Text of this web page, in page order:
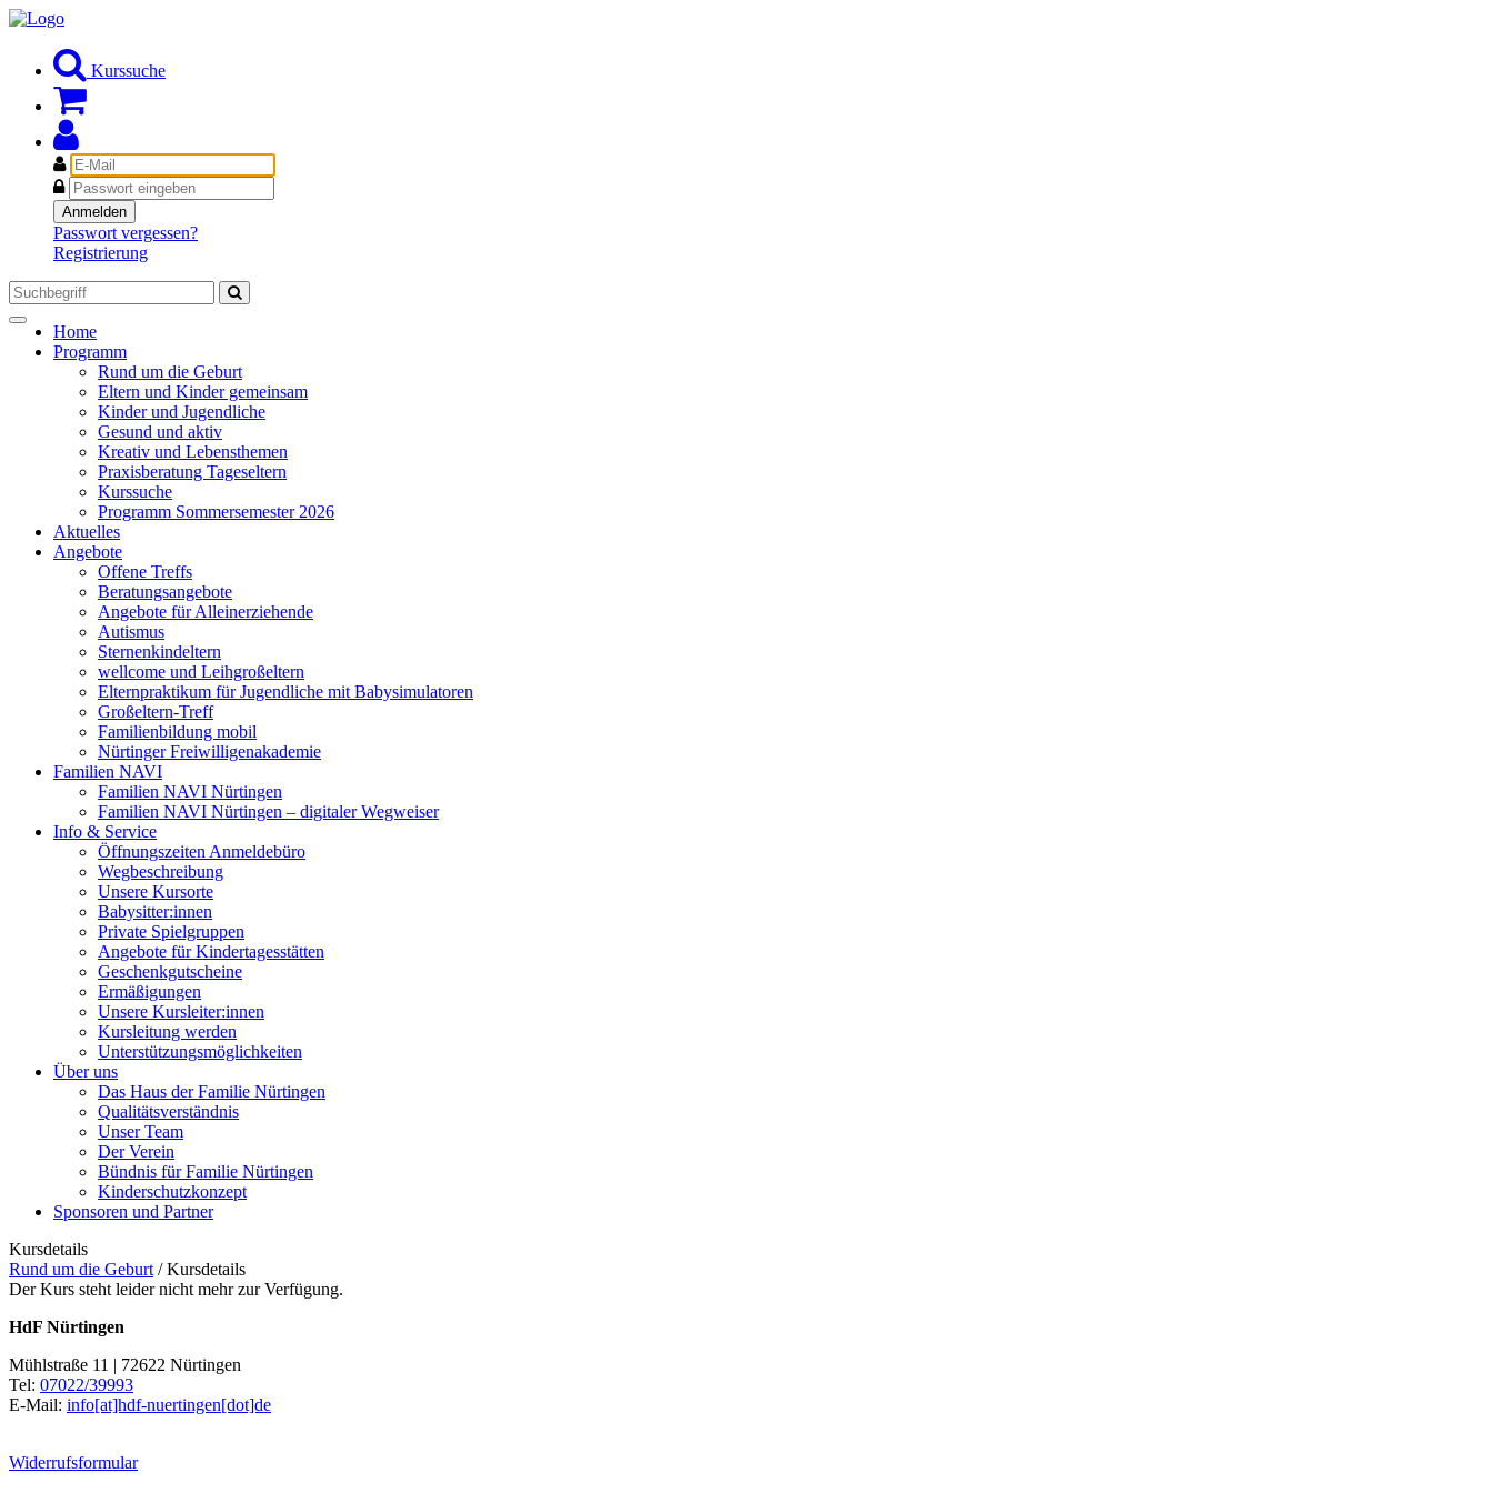
Kurssuche
E-
Mail
Passwort
Anmelden
Passwort vergessen?
Registrierung
Toggle
navigation
Home
Programm
Rund um die Geburt
Eltern und Kinder gemeinsam
Kinder und Jugendliche
Gesund und aktiv
Kreativ und Lebensthemen
Praxisberatung Tageseltern
Kurssuche
Programm Sommersemester 2026
Aktuelles
Angebote
Offene Treffs
Beratungsangebote
Angebote für Alleinerziehende
Autismus
Sternenkindeltern
wellcome und Leihgroßeltern
Elternpraktikum für Jugendliche mit Babysimulatoren
Großeltern-Treff
Familienbildung mobil
Nürtinger Freiwilligenakademie
Familien NAVI
Familien NAVI Nürtingen
Familien NAVI Nürtingen – digitaler Wegweiser
Info & Service
Öffnungszeiten Anmeldebüro
Wegbeschreibung
Unsere Kursorte
Babysitter:innen
Private Spielgruppen
Angebote für Kindertagesstätten
Geschenkgutscheine
Ermäßigungen
Unsere Kursleiter:innen
Kursleitung werden
Unterstützungsmöglichkeiten
Über uns
Das Haus der Familie Nürtingen
Qualitätsverständnis
Unser Team
Der Verein
Bündnis für Familie Nürtingen
Kinderschutzkonzept
Sponsoren und Partner
Kursdetails
Rund um die Geburt /Kursdetails
Der Kurs steht leider nicht mehr zur Verfügung.
HdF Nürtingen
Mühlstraße 11 | 72622 Nürtingen
Tel: 07022/39993
E-Mail: info[at]hdf-nuertingen[dot]de
Widerrufsformular